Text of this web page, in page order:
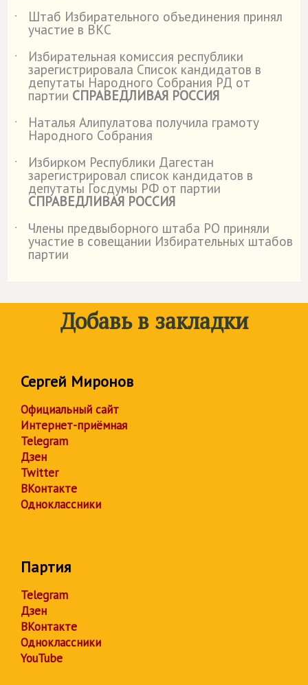
˙ Штаб Избирательного объединения принял
участие в ВКС
˙
Избирательная комиссия республики
зарегистрировала Список кандидатов в
депутаты Народного Собрания РД от
партии СПРАВЕДЛИВАЯ РОССИЯ
˙
Наталья Алипулатова получила грамоту
Народного Собрания
˙
Избирком Республики Дагестан
зарегистрировал список кандидатов в
депутаты Госдумы РФ от партии
СПРАВЕДЛИВАЯ РОССИЯ
˙
Члены предвыборного штаба РО приняли
участие в совещании Избирательных штабов
партии
Добавь в закладки
Сергей Миронов
Официальный сайт
Интернет-приёмная
Telegram
Дзен
Twitter
ВКонтакте
Одноклассники
Партия
Telegram
Дзен
ВКонтакте
Одноклассники
YouTube